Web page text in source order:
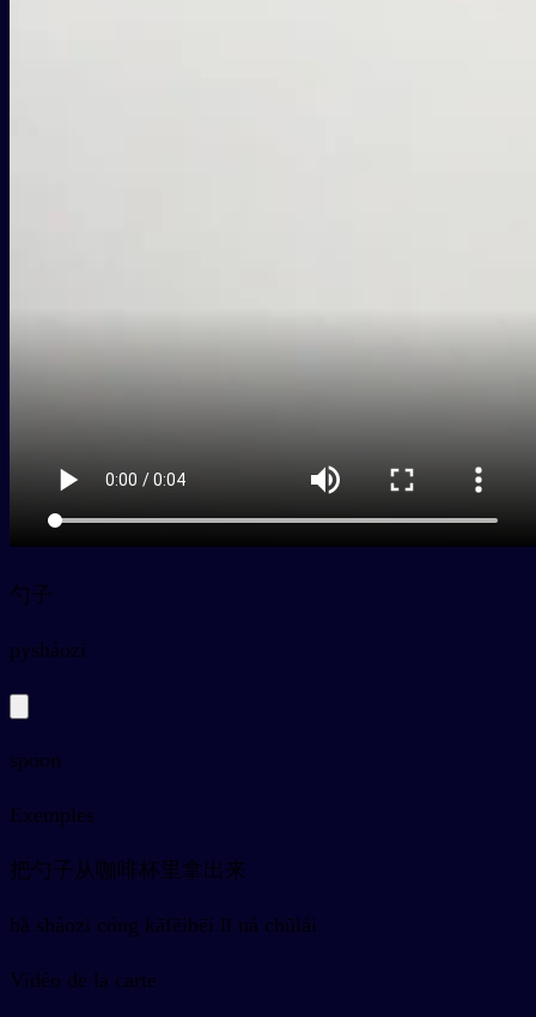
勺子
pysháozi
spoon
Exemples
把勺子从咖啡杯里拿出来
bǎ sháozi cóng kāfēibēi lǐ ná chūlái
Vidéo de la carte